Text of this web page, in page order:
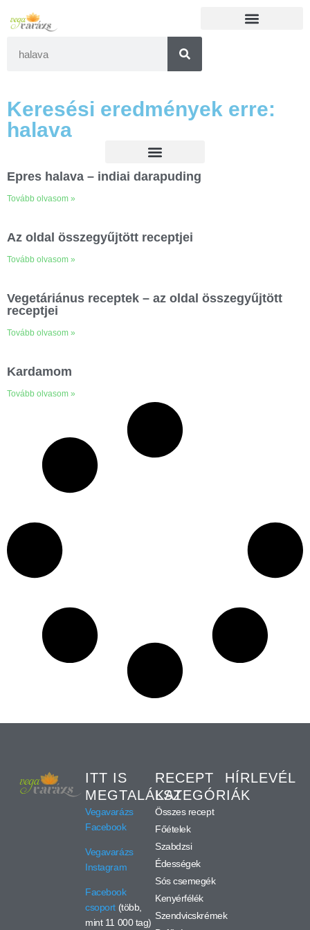
Keresési eredmények erre:
halava
Epres halava – indiai darapuding
Tovább olvasom »
Az oldal összegyűjtött receptjei
Tovább olvasom »
Vegetáriánus receptek – az oldal összegyűjtött
receptjei
Tovább olvasom »
Kardamom
Tovább olvasom »
ITT IS
MEGTALÁLSZ
Vegavarázs
Facebook
Vegavarázs
Instagram
Facebook
csoport (több,
mint 11 000 tag)
RECEPT
KATEGÓRIÁK
Összes recept
Főételek
Szabdzsi
Édességek
Sós csemegék
Kenyérfélék
Szendvicskrémek
HÍRLEVÉL